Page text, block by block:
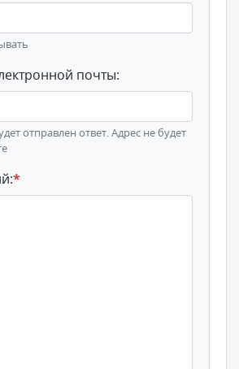
почты:
отправлен ответ. Адрес не будет
*